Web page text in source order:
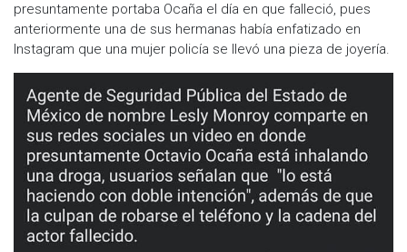
presuntamente portaba Ocaña el día en que falleció, pues
anteriormente una de sus hermanas había enfatizado en
Instagram que una mujer policía se llevó una pieza de joyería.